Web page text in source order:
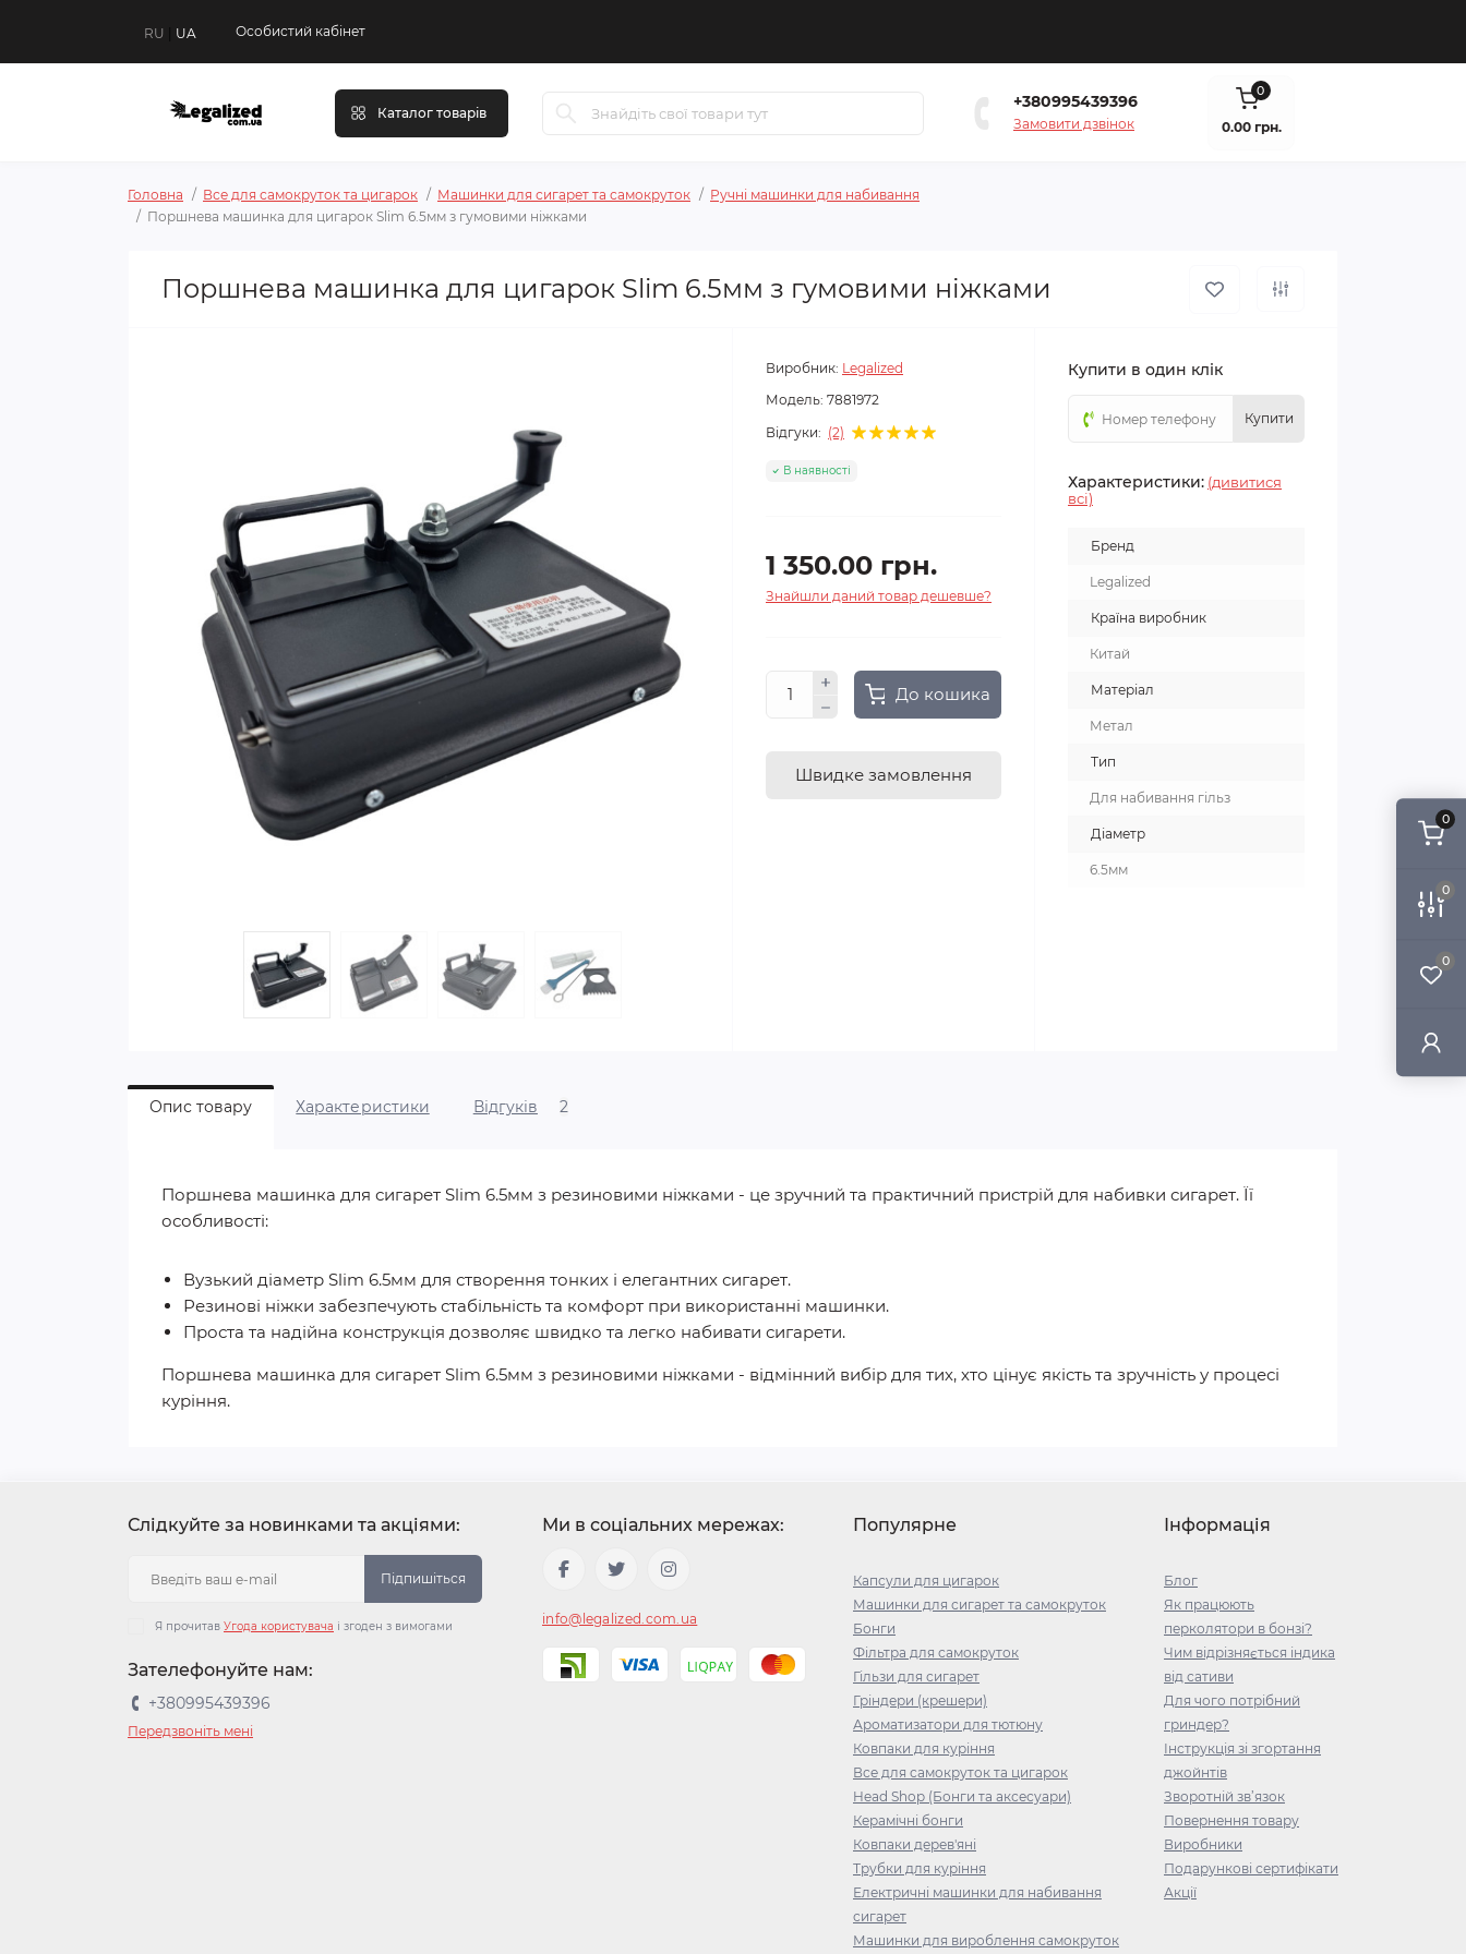
0
0
0
UA
RU Особистий кабінет
Каталог товарів
+380995439396
Замовити дзвінок
0
0.00 грн.
Головна Все для самокруток та цигарок Машинки для сигарет та самокруток
Ручні машинки для набивання
Поршнева машинка для цигарок Slim 6.5мм з гумовими ніжками
Поршнева машинка для цигарок Slim 6.5мм з гумовими ніжками
Виробник: Legalized
Модель: 7881972
Відгуки: (2)
В наявності
1 350.00 грн.
Знайшли даний товар дешевше?
До кошика
Швидке замовлення
Купити в один клік
Купити
Характеристики: (дивитися
всі)
Бренд
Legalized
Країна виробник
Китай
Матеріал
Метал
Тип
Для набивання гільз
Діаметр
6.5мм
Опис товару Характеристики Відгуків 2
Поршнева машинка для сигарет Slim 6.5мм з резиновими ніжками - це зручний та практичний пристрій для набивки сигарет. Її
особливості:
Вузький діаметр Slim 6.5мм для створення тонких і елегантних сигарет.
Резинові ніжки забезпечують стабільність та комфорт при використанні машинки.
Проста та надійна конструкція дозволяє швидко та легко набивати сигарети.
Поршнева машинка для сигарет Slim 6.5мм з резиновими ніжками - відмінний вибір для тих, хто цінує якість та зручність у процесі
куріння.
Слідкуйте за новинками та акціями:
Підпишіться
Я прочитав Угода користувача і згоден з вимогами
Зателефонуйте нам:
+380995439396
Передзвоніть мені
Ми в соціальних мережах:
info@legalized.com.ua
Популярне
Капсули для цигарок
Машинки для сигарет та самокруток
Бонги
Фільтра для самокруток
Гільзи для сигарет
Гріндери (крешери)
Ароматизатори для тютюну
Ковпаки для куріння
Все для самокруток та цигарок
Head Shop (Бонги та аксесуари)
Керамічні бонги
Ковпаки дерев'яні
Трубки для куріння
Електричні машинки для набивання
сигарет
Машинки для вироблення самокруток
Інформація
Блог
Як працюють
перколятори в бонзі?
Чим відрізняється індика
від сативи
Для чого потрібний
гриндер?
Інструкція зі згортання
джойнтів
Зворотній зв’язок
Повернення товару
Виробники
Подарункові сертифікати
Акції